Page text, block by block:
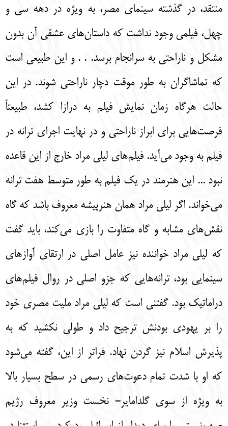
منتقد، در گذشته سينماي مصر، به ويژه در دهه سي و
چهل، فيلمي وجود نداشت كه داستان‌‌هاي عشقي آن بدون
مشكل و ناراحتي به سرانجام برسد. . . و اين طبيعي است
كه تماشاگران به طور موقت دچار ناراحتي شوند. در اين
حالت هرگاه زمان نمايش فيلم به درازا كشد، طبيعتاً
فرصت‌‌هايي براي ابراز ناراحتي و در نهايت اجراي ترانه در
فيلم به وجود مي‌‌آيد. فيلم‌‌هاي ليلي مراد خارج از اين قاعده
نبود ... اين هنرمند در يك فيلم به طور متوسط هفت ترانه
مي‌‌خواند. اگر ليلي مراد همان هنرپيشه معروف باشد كه گاه
نقش‌‌هاي مشابه و گاه متفاوت را بازي مي‌‌كند، بايد گفت
كه ليلي مراد خواننده نيز عامل اصلي در ارتقاي آوازهاي
سينمايي بود، ترانه‌‌هايي كه جزو اصلي در روال فيلم‌‌هاي
دراماتيك بود. گفتني است كه ليلي مراد مليت مصري خود
را بر يهودي بودنش ترجيح داد و طولي نكشيد كه به
پذيرش اسلام نيز گردن نهاد. فراتر از اين، گفته مي‌‌شود
كه او با شدت تمام دعوت‌‌هاي رسمي در سطح بسيار بالا
به ويژه از سوي گلداماير- نخست وزير معروف رژيم